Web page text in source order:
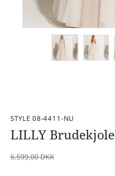
STYLE 08-4411-NU
LILLY Brudekjole
6.599,00 DKK